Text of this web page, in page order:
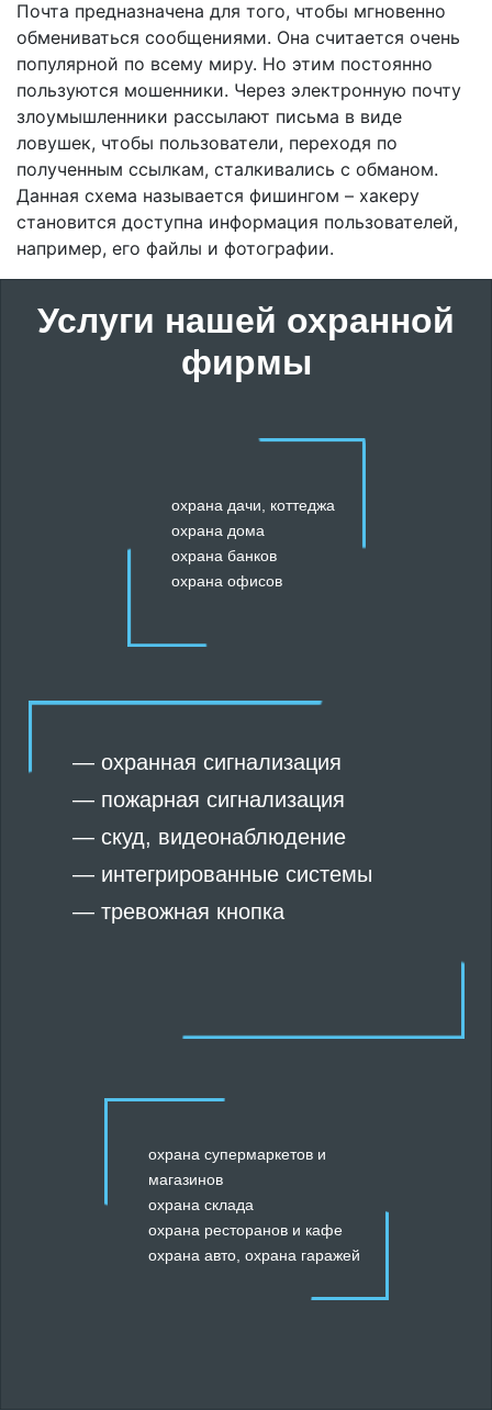
Почта предназначена для того, чтобы мгновенно
обмениваться сообщениями. Она считается очень
популярной по всему миру. Но этим постоянно
пользуются мошенники. Через электронную почту
злоумышленники рассылают письма в виде
ловушек, чтобы пользователи, переходя по
полученным ссылкам, сталкивались с обманом.
Данная схема называется фишингом – хакеру
становится доступна информация пользователей,
например, его файлы и фотографии.
Услуги нашей охранной
фирмы
охрана дачи, коттеджа
охрана дома
охрана банков
охрана офисов
— охранная сигнализация
— пожарная сигнализация
—скуд, видеонаблюдение
— интегрированные системы
— тревожная кнопка
охрана супермаркетов и
магазинов
охрана склада
охрана ресторанов и кафе
охрана авто, охрана гаражей